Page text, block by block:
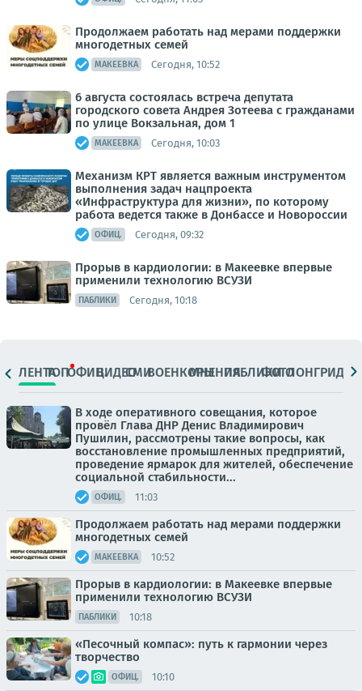
Продолжаем работать над мерами поддержки
многодетных семей
МАКЕЕВКА Сегодня, 10:52
6 августа состоялась встреча депутата
городского совета Андрея Зотеева с гражданами
по улице Вокзальная, дом 1
МАКЕЕВКА Сегодня, 10:03
Механизм КРТ является важным инструментом
выполнения задач нацпроекта
«Инфраструктура для жизни», по которому
работа ведется также в Донбассе и Новороссии
ОФИЦ. Сегодня, 09:32
Прорыв в кардиологии: в Макеевке впервые
применили технологию ВСУЗИ
ПАБЛИКИ Сегодня, 10:18
ЛЕНТАТОПОФИЦ.ВИДЕОСМИВОЕНКОРЫМНЕНИЯПАБЛИКИ
ФОТОЛОНГРИДЫ
В ходе оперативного совещания, которое
провёл Глава ДНР Денис Владимирович
Пушилин, рассмотрены такие вопросы, как
восстановление промышленных предприятий,
проведение ярмарок для жителей, обеспечение
социальной стабильности...
ОФИЦ. 11:03
Продолжаем работать над мерами поддержки
многодетных семей
МАКЕЕВКА 10:52
Прорыв в кардиологии: в Макеевке впервые
применили технологию ВСУЗИ
ПАБЛИКИ 10:18
«Песочный компас»: путь к гармонии через
творчество
ОФИЦ. 10:10